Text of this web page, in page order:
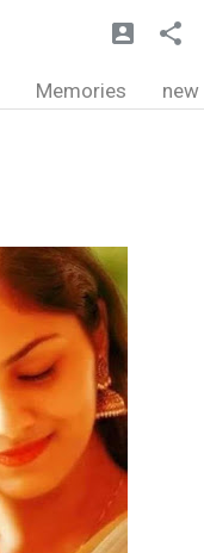
Memories new